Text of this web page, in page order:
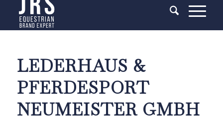
LEDERHAUS &
PFERDESPORT
NEUMEISTER GMBH